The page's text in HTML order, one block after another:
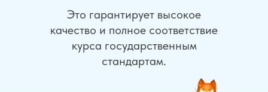
Это гарантирует высокое
качество и полное соответствие
курса государственным
стандартам.